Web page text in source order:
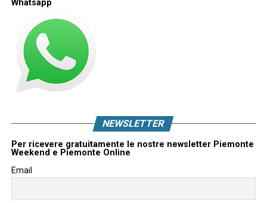
Whatsapp
NEWSLETTER
Per ricevere gratuitamente le nostre newsletter Piemonte
Weekend e Piemonte Online
Email